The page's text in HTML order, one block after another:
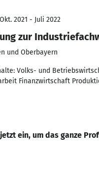
2021 - Juli 2022
zur
und Oberbayern
Volks- und
Finanzwirtschaft
ein, um das ganze